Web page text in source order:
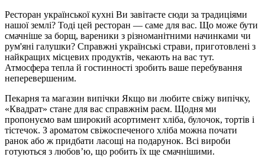
Ресторан української кухні Ви завітаєте сюди за традиціями
нашої землі? Тоді цей ресторан — саме для вас. Що може бути
смачніше за борщ, вареники з різноманітними начинками чи
рум'яні галушки? Справжні українські страви, приготовлені з
найкращих місцевих продуктів, чекають на вас тут.
Атмосфера тепла й гостинності зробить ваше перебування
неперевершеним.
Пекарня та магазин випічки Якщо ви любите свіжу випічку,
«Квадрат» стане для вас справжнім раєм. Щодня ми
пропонуємо вам широкий асортимент хліба, булочок, тортів і
тістечок. З ароматом свіжоспеченого хліба можна почати
ранок або ж придбати ласощі на подарунок. Всі вироби
готуються з любов’ю, що робить їх ще смачнішими.